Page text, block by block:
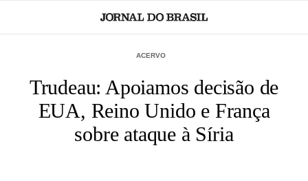
ACERVO
Trudeau: Apoiamos decisão de
EUA, Reino Unido e França
sobre ataque à Síria